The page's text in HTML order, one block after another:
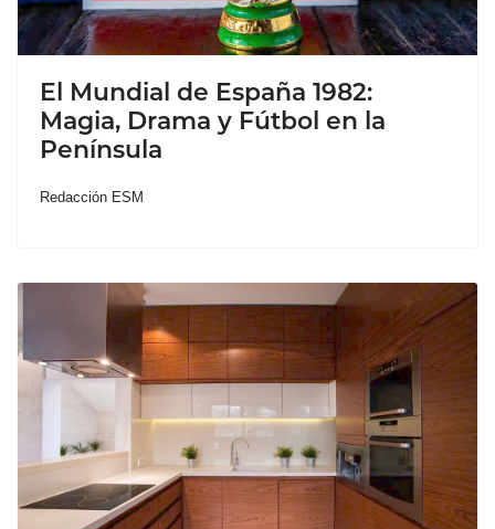
El Mundial de España 1982:
Magia, Drama y Fútbol en la
Península
Redacción ESM